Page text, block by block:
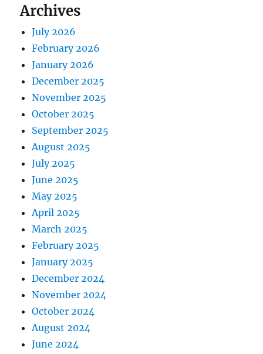
Archives
July 2026
February 2026
January 2026
December 2025
November 2025
October 2025
September 2025
August 2025
July 2025
June 2025
May 2025
April 2025
March 2025
February 2025
January 2025
December 2024
November 2024
October 2024
August 2024
June 2024